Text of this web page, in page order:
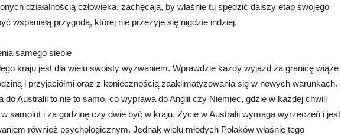
działalnością człowieka, zachęcają, by właśnie tu spędzić dalszy etap swojego
wspaniałą przygodą, której nie przeżyje się nigdzie indziej.
samego siebie
kraju jest dla wielu swoisty wyzwaniem. Wprawdzie każdy wyjazd za granicę wiąże
i przyjaciółmi oraz z koniecznością zaaklimatyzowania się w nowych warunkach.
do Australii to nie to samo, co wyprawa do Anglii czy Niemiec, gdzie w każdej chwili
samolot i za godzinę czy dwie być w kraju. Życie w Australii wymaga wyrzeczeń i jest
również psychologicznym. Jednak wielu młodych Polaków właśnie tego